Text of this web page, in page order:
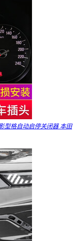
型格自动启停关闭器 本田